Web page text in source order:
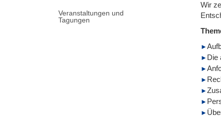
Veranstaltungen und
Tagungen
Wir
Die